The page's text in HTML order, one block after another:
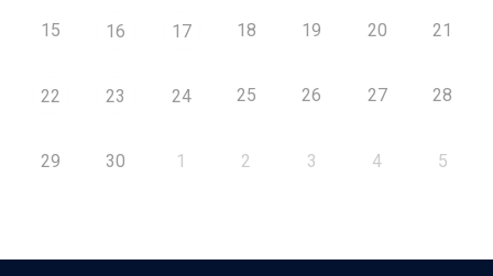
15 16 17 18 19 20 21
22 23 24 25 26 27 28
29 30 1 2 3 4 5